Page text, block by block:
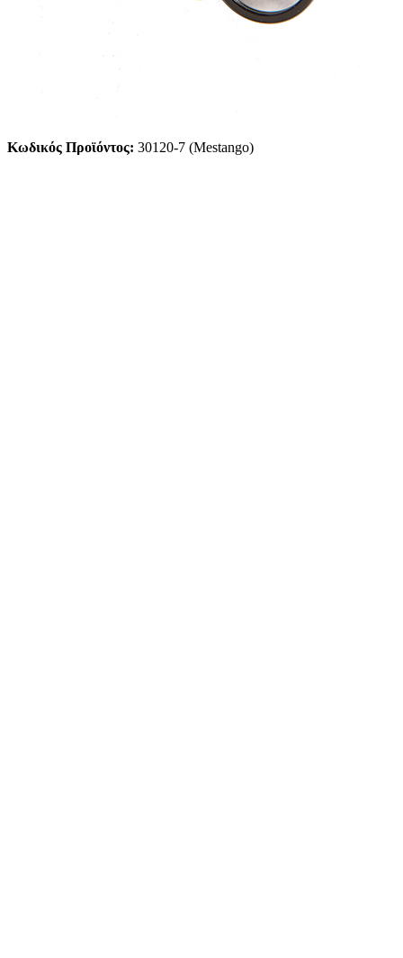
Κωδικός Προϊόντος: 30120-7 (Mestango)